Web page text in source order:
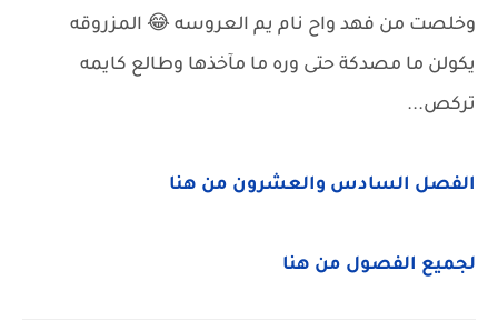
وخلصت من فهد واح نام يم العروسه 😂 المزروقه
يكولن ما مصدكة حتى وره ما مآخذها وطالع كايمه
تركص...
الفصل السادس والعشرون من هنا
لجميع الفصول من هنا